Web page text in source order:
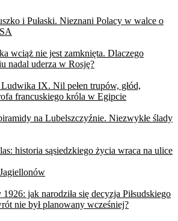
i Pułaski. Nieznani Polacy w walce o
wciąż nie jest zamknięta. Dlaczego
nadal uderza w Rosję?
IX. Nil pełen trupów, głód,
francuskiego króla w Egipcie
na Lubelszczyźnie. Niezwykłe ślady
historia sąsiedzkiego życia wraca na ulice
jak narodziła się decyzja Piłsudskiego
nie był planowany wcześniej?